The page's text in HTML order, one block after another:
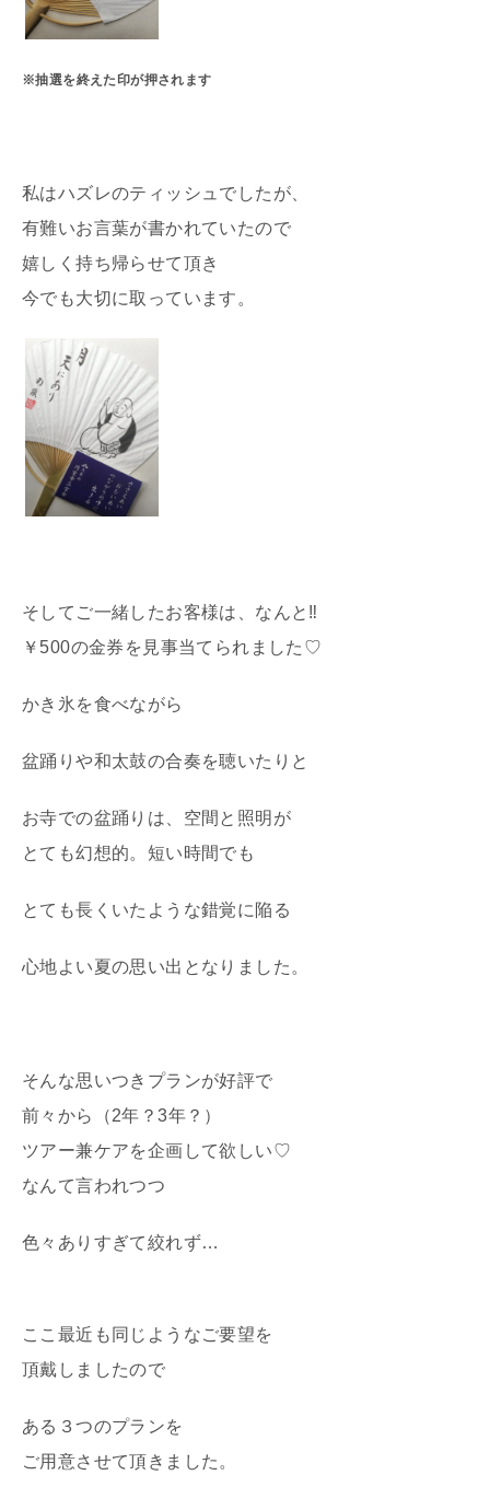
※抽選を終えた印が押されます
私はハズレのティッシュでしたが、
有難いお言葉が書かれていたので
嬉しく持ち帰らせて頂き
今でも大切に取っています。
そしてご一緒したお客様は、なんと‼
￥500の金券を見事当てられました♡
かき氷を食べながら
盆踊りや和太鼓の合奏を聴いたりと
お寺での盆踊りは、空間と照明が
とても幻想的。短い時間でも
とても長くいたような錯覚に陥る
心地よい夏の思い出となりました。
そんな思いつきプランが好評で
前々から（2年？3年？）
ツアー兼ケアを企画して欲しい♡
なんて言われつつ
色々ありすぎて絞れず…
ここ最近も同じようなご要望を
頂戴しましたので
ある３つのプランを
ご用意させて頂きました。